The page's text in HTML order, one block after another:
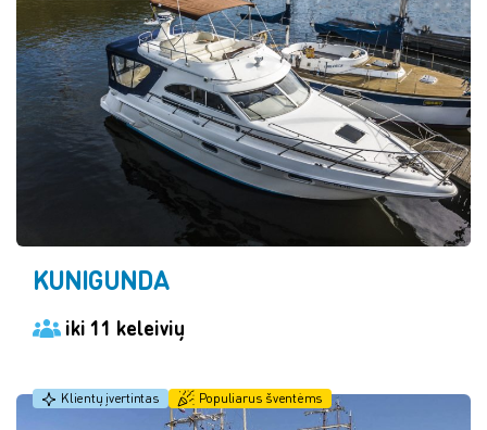
KUNIGUNDA
iki 11 keleivių
Klientų įvertintas Populiarus šventėms